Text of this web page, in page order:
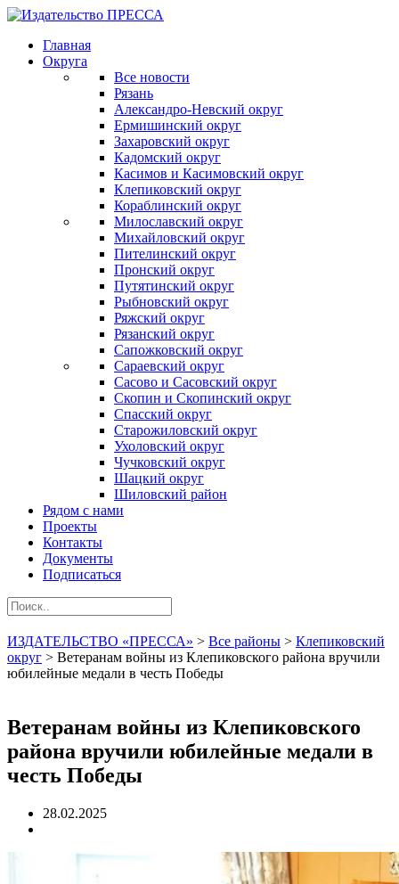
Главная
Округа
Все новости
Рязань
Александро-Невский округ
Ермишинский округ
Захаровский округ
Кадомский округ
Касимов и Касимовский округ
Клепиковский округ
Кораблинский округ
Милославский округ
Михайловский округ
Пителинский округ
Пронский округ
Путятинский округ
Рыбновский округ
Ряжский округ
Рязанский округ
Сапожковский округ
Сараевский округ
Сасово и Сасовский округ
Скопин и Скопинский округ
Спасский округ
Старожиловский округ
Ухоловский округ
Чучковский округ
Шацкий округ
Шиловский район
Рядом с нами
Проекты
Контакты
Документы
Подписаться
ИЗДАТЕЛЬСТВО «ПРЕССА» > Все районы > Клепиковский
округ > Ветеранам войны из Клепиковского района вручили
юбилейные медали в честь Победы
Ветеранам войны из Клепиковского
района вручили юбилейные медали в
честь Победы
28.02.2025